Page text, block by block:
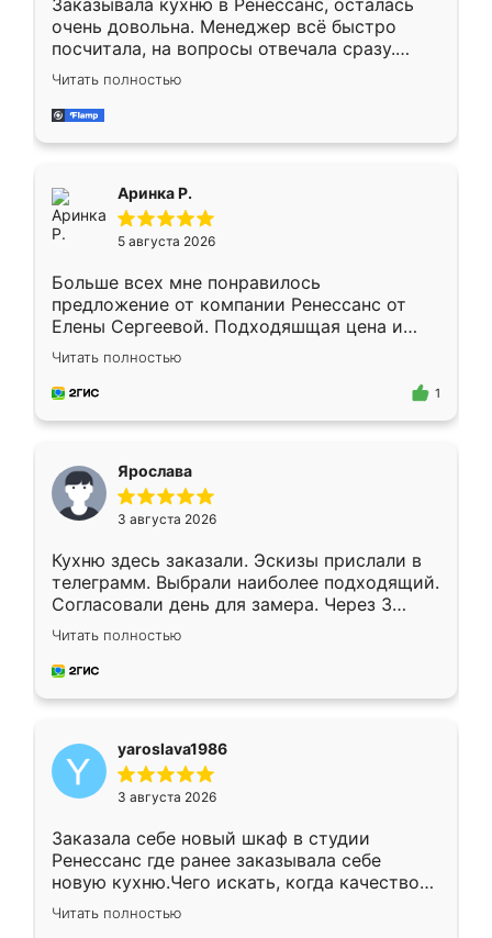
Заказывала кухню в Ренессанс, осталась
очень довольна. Менеджер всё быстро
посчитала, на вопросы отвечала сразу.
Замерщик приехал в субботу, подошёл к
делу со всей ответственностью. Собрали
за день, ребята работали аккуратно, даже
Читать полностью
Аринка Р.
5 августа 2026
Больше всех мне понравилось
предложение от компании Ренессанс от
Елены Сергеевой. Подходяшщая цена и
короткие сроки изготовления. Приехавший
для замера сотрудник Владислав
предложил по моему эскизу самый
Читать полностью
1
Ярослава
3 августа 2026
Кухню здесь заказали. Эскизы прислали в
телеграмм. Выбрали наиболее подходящий.
Согласовали день для замера. Через 3
недели кухня была уже готова. Остались
довольны работой. Спасибо Ренессанс
мебель за качественную работу!
Читать полностью
yaroslava1986
3 августа 2026
Заказала себе новый шкаф в студии
Ренессанс где ранее заказывала себе
новую кухню.Чего искать, когда качеством
вполне довольна. Служит кухня уже почти
два года, нареканий нет.
Читать полностью